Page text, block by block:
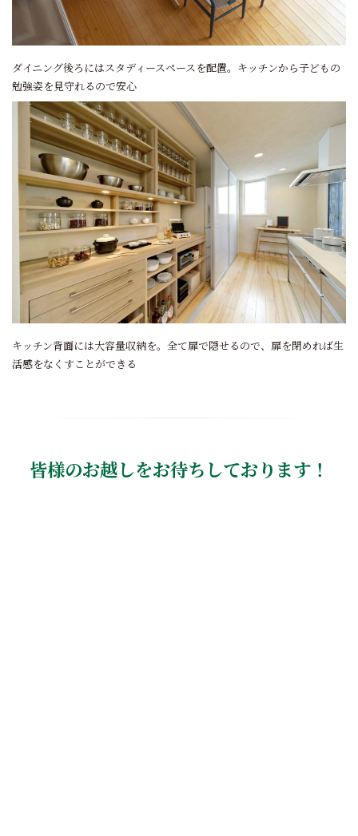
ダイニング後ろにはスタディースペースを配置。キッチンから子どもの
勉強姿を見守れるので安心
キッチン背面には大容量収納を。全て扉で隠せるので、扉を閉めれば生
活感をなくすことができる
皆様のお越しをお待ちしております！